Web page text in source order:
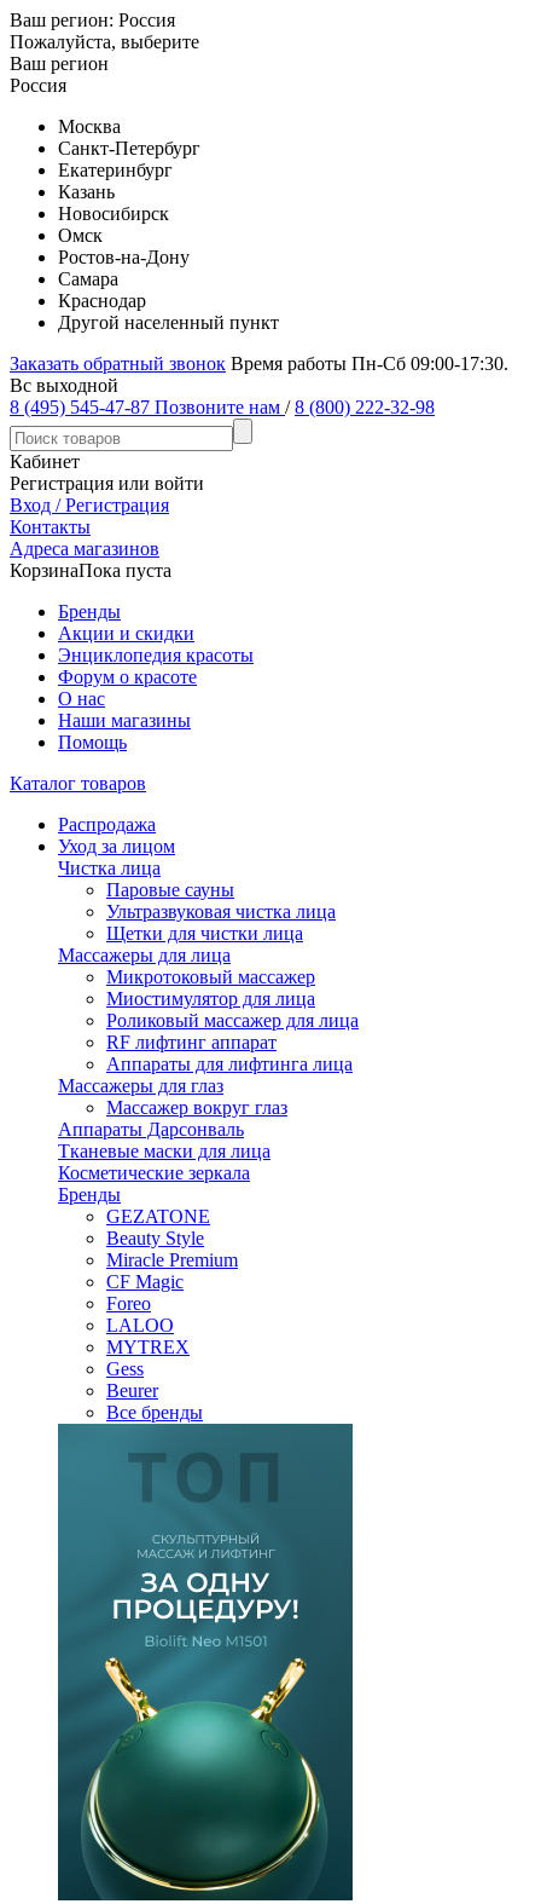
Ваш регион: Россия
Пожалуйста, выберите
Ваш регион
Россия
Москва
Санкт-Петербург
Екатеринбург
Казань
Новосибирск
Омск
Ростов-на-Дону
Самара
Краснодар
Другой населенный пункт
Заказать обратный звонок Время работы Пн-Сб 09:00-17:30.
Вс выходной
8 (495) 545-47-87 Позвоните нам / 8 (800) 222-32-98
Кабинет
Регистрация или войти
Вход / Регистрация
Контакты
Адреса магазинов
КорзинаПока пуста
Бренды
Акции и скидки
Энциклопедия красоты
Форум о красоте
О нас
Наши магазины
Помощь
Каталог товаров
Распродажа
Уход за лицом
Чистка лица
Паровые сауны
Ультразвуковая чистка лица
Щетки для чистки лица
Массажеры для лица
Микротоковый массажер
Миостимулятор для лица
Роликовый массажер для лица
RF лифтинг аппарат
Аппараты для лифтинга лица
Массажеры для глаз
Массажер вокруг глаз
Аппараты Дарсонваль
Тканевые маски для лица
Косметические зеркала
Бренды
GEZATONE
Beauty Style
Miracle Premium
CF Magic
Foreo
LALOO
MYTREX
Gess
Beurer
Все бренды